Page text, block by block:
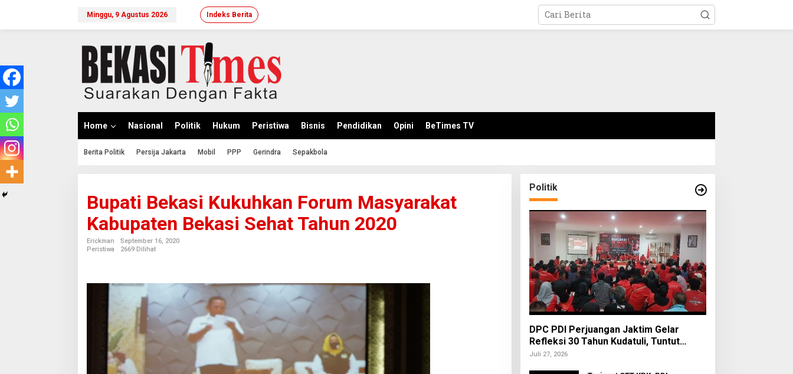
Minggu, 9 Agustus 2026 Indeks Berita
Home Nasional Politik Hukum Peristiwa Bisnis Pendidikan Opini BeTimes TV
Berita Politik Persija Jakarta Mobil PPP Gerindra Sepakbola
Bupati Bekasi Kukuhkan Forum Masyarakat
Kabupaten Bekasi Sehat Tahun 2020
Erickman
September 16, 2020
Peristiwa
2669 Dilihat
Politik
DPC PDI Perjuangan Jaktim Gelar
Refleksi 30 Tahun Kudatuli, Tuntut
Penuntasan Hukum Aktor Intelektual
Juli 27, 2026